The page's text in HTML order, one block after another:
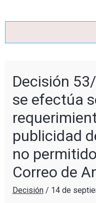
Decisión
se efectúa
publicidad
no
Correo de
Decisión/ 14 de